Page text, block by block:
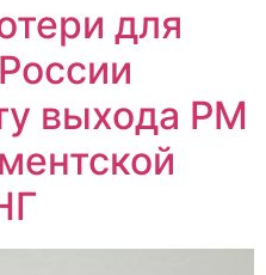
для
выхода РМ